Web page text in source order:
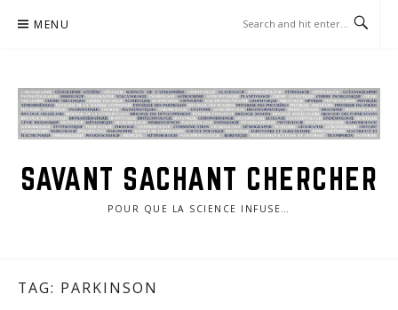
MENU
SAVANT SACHANT CHERCHER
POUR QUE LA SCIENCE INFUSE…
TAG: PARKINSON